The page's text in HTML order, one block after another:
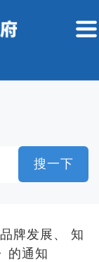
搜一下
牌发展、 知
的通知